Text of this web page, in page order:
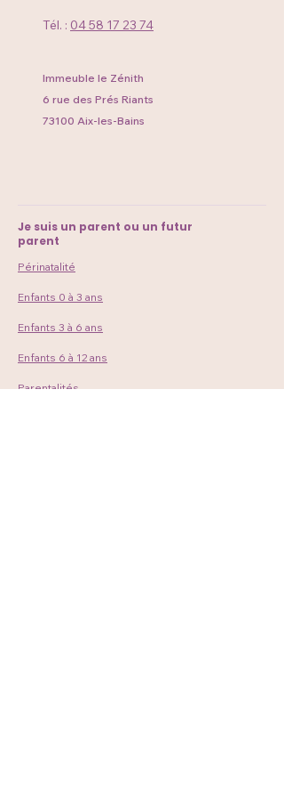
Tél. : 04 58 17 23 74
Immeuble le Zénith
6 rue des Prés Riants
73100 Aix-les-Bains
Je suis un parent ou un futur
parent
Périnatalité
Enfants 0 à 3 ans
Enfants 3 à 6 ans
Enfants 6 à 12 ans
Parentalités